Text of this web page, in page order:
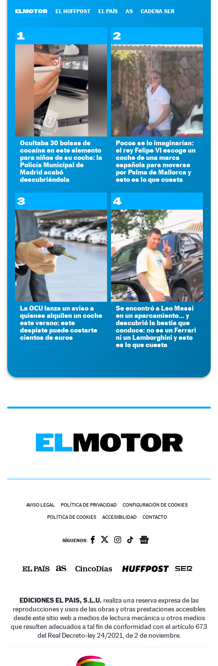
ELMOTOR EL HUFFPOST EL PAÍS AS CADENA SER
1
Ocultaba 30 bolsas de
cocaína en este elemento
para niños de su coche: la
Policía Municipal de
Madrid acabó
descubriéndola
2
Pocos se lo imaginarían:
el rey Felipe VI escoge un
coche de una marca
española para moverse
por Palma de Mallorca y
esto es lo que cuesta
3
La OCU lanza un aviso a
quienes alquilen un coche
este verano: este
despiste puede costarte
cientos de euros
4
Se encontró a Leo Messi
en un aparcamiento... y
descubrió la bestia que
conduce: no es un Ferrari
ni un Lamborghini y esto
es lo que cuesta
AVISO LEGAL POLÍTICA DE PRIVACIDAD CONFIGURACIÓN DE COOKIES
POLÍTICA DE COOKIES ACCESIBILIDAD CONTACTO
SÍGUENOS:
EDICIONES EL PAIS, S.L.U. realiza una reserva expresa de las
reproducciones y usos de las obras y otras prestaciones accesibles
desde este sitio web a medios de lectura mecánica u otros medios
que resulten adecuados a tal fin de conformidad con el artículo 67.3
del Real Decreto-ley 24/2021, de 2 de noviembre.